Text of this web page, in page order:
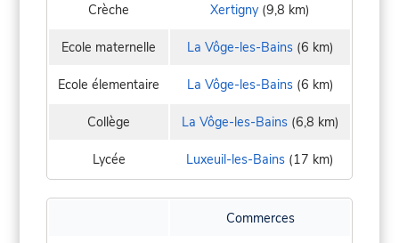
Crèche Xertigny (9,8 km)
Ecole maternelle La Vôge-les-Bains(6 km)
Ecole élementaire La Vôge-les-Bains(6 km)
Collège La Vôge-les-Bains(6,8 km)
Lycée Luxeuil-les-Bains (17 km)
Commerces